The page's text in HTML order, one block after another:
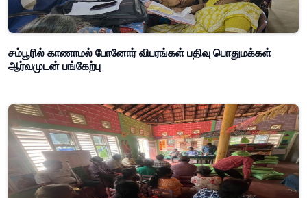
சம்பூரில் காணாமல் போனோர் விபரங்கள் பதிவு பொதுமக்கள்
ஆர்வமுடன் பங்கேற்பு